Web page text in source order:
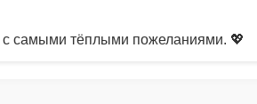
с самыми тёплыми пожеланиями. 💖